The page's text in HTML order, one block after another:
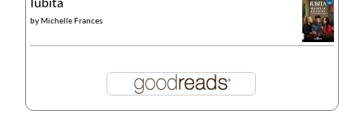
byMichelle Frances